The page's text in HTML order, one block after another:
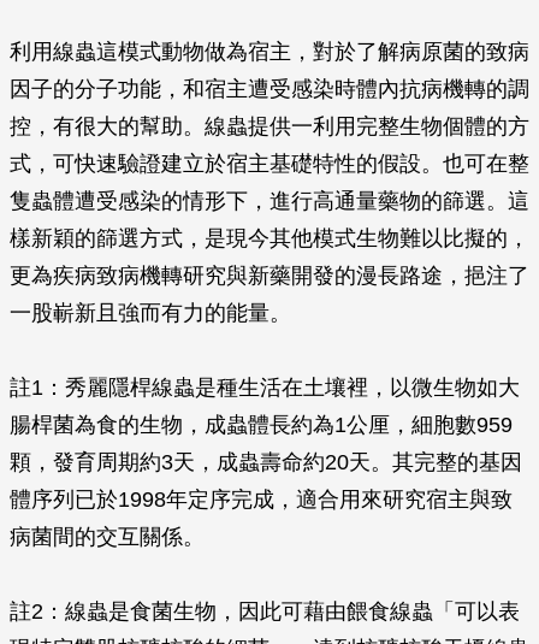
利用線蟲這模式動物做為宿主，對於了解病原菌的致病
因子的分子功能，和宿主遭受感染時體內抗病機轉的調
控，有很大的幫助。線蟲提供一利用完整生物個體的方
式，可快速驗證建立於宿主基礎特性的假設。也可在整
隻蟲體遭受感染的情形下，進行高通量藥物的篩選。這
樣新穎的篩選方式，是現今其他模式生物難以比擬的，
更為疾病致病機轉研究與新藥開發的漫長路途，挹注了
一股嶄新且強而有力的能量。
註1：秀麗隱桿線蟲是種生活在土壤裡，以微生物如大
腸桿菌為食的生物，成蟲體長約為1公厘，細胞數959
顆，發育周期約3天，成蟲壽命約20天。其完整的基因
體序列已於1998年定序完成，適合用來研究宿主與致
病菌間的交互關係。
註2：線蟲是食菌生物，因此可藉由餵食線蟲「可以表